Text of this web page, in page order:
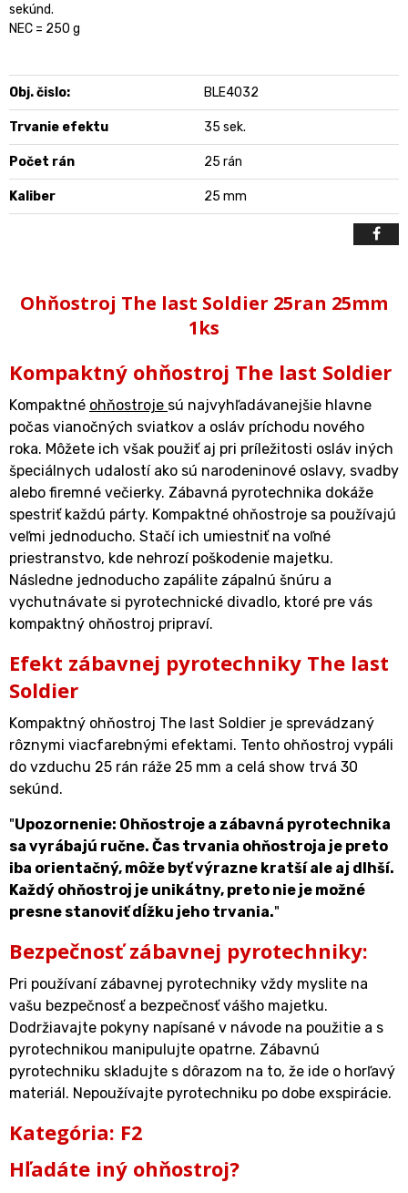
sekúnd.
NEC = 250 g
Obj. čislo: BLE4032
Trvanie efektu 35 sek.
Počet rán 25 rán
Kaliber 25 mm
Ohňostroj The last Soldier 25ran 25mm
1ks
Kompaktný ohňostroj The last Soldier
Kompaktné ohňostroje sú najvyhľadávanejšie hlavne
počas vianočných sviatkov a osláv príchodu nového
roka. Môžete ich však použiť aj pri príležitosti osláv iných
špeciálnych udalostí ako sú narodeninové oslavy, svadby
alebo firemné večierky. Zábavná pyrotechnika dokáže
spestriť každú párty. Kompaktné ohňostroje sa používajú
veľmi jednoducho. Stačí ich umiestniť na voľné
priestranstvo, kde nehrozí poškodenie majetku.
Následne jednoducho zapálite zápalnú šnúru a
vychutnávate si pyrotechnické divadlo, ktoré pre vás
kompaktný ohňostroj pripraví.
Efekt zábavnej pyrotechniky The last
Soldier
Kompaktný ohňostroj The last Soldier je sprevádzaný
rôznymi viacfarebnými efektami. Tento ohňostroj vypáli
do vzduchu 25 rán ráže 25 mm a celá show trvá 30
sekúnd.
"Upozornenie: Ohňostroje a zábavná pyrotechnika
sa vyrábajú ručne. Čas trvania ohňostroja je preto
iba orientačný, môže byť výrazne kratší ale aj dlhší.
Každý ohňostroj je unikátny, preto nie je možné
presne stanoviť dĺžku jeho trvania."
Bezpečnosť zábavnej pyrotechniky:
Pri používaní zábavnej pyrotechniky vždy myslite na
vašu bezpečnosť a bezpečnosť vášho majetku.
Dodržiavajte pokyny napísané v návode na použitie a s
pyrotechnikou manipulujte opatrne. Zábavnú
pyrotechniku skladujte s dôrazom na to, že ide o horľavý
materiál. Nepoužívajte pyrotechniku po dobe exspirácie.
Kategória: F2
Hľadáte iný ohňostroj?